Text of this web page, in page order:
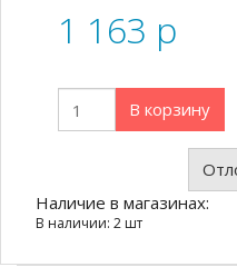
1 163 p
В корзину
Наличие в магазинах:
В наличии: 2 шт